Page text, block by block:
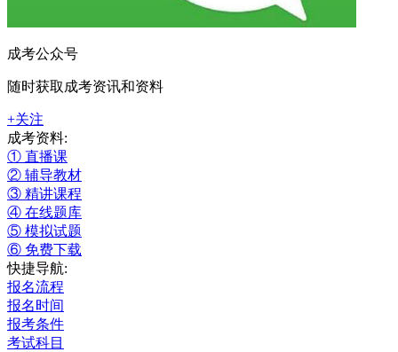
成考公众号
随时获取成考资讯和资料
+关注
成考资料:
① 直播课
② 辅导教材
③ 精讲课程
④ 在线题库
⑤ 模拟试题
⑥ 免费下载
快捷导航:
报名流程
报名时间
报考条件
考试科目